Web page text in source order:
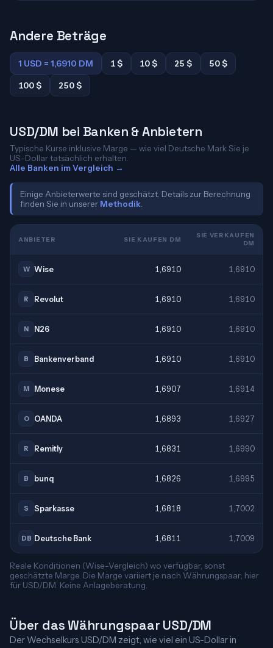
Andere Beträge
1 USD = 1,6910 DM 1 $ 10 $ 25 $
50 $
100 $
250 $
USD/DM bei Banken & Anbietern
Typische Kurse inklusive Marge — wie viel Deutsche Mark Sie je
US-Dollar tatsächlich erhalten.
Alle Banken im Vergleich →
Einige Anbieterwerte sind geschätzt. Details zur Berechnung
finden Sie in unserer Methodik
ANBIETER SIE KAUFEN DM
SIE VERKAUFEN
DM
W Wise 1,6910 1,6910
R Revolut 1,6910 1,6910
N N26 1,6910 1,6910
B Bankenverband 1,6910 1,6910
M Monese 1,6907 1,6914
O OANDA 1,6893 1,6927
R Remitly 1,6831 1,6990
B bunq 1,6826 1,6995
S Sparkasse 1,6818 1,7002
DB Deutsche Bank 1,6811 1,7009
Reale Konditionen (Wise-Vergleich) wo verfügbar, sonst
geschätzte Marge. Die Marge variiert je nach Währungspaar; hier
für USD/DM. Keine Anlageberatung.
Über das Währungspaar USD/DM
Der Wechselkurs USD/DM zeigt, wie viel ein US-Dollar in